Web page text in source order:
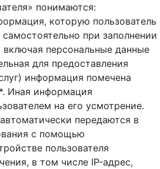
понимаются:
которую пользователь
при заполнении
персональные данные
для предоставления
информация помечена
Иная информация
на его усмотрение.
передаются в
с помощью
пользователя
в том числе IP-адрес,